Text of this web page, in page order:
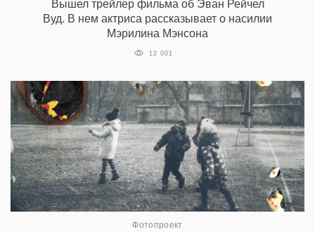
Вышел трейлер фильма об Эван Рейчел
Вуд. В нем актриса рассказывает о насилии
Мэрилина Мэнсона
12 001
Фотопроект